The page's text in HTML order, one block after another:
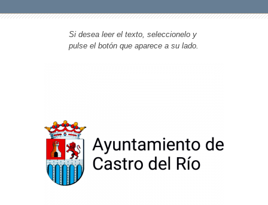
Si desea leer el texto, seleccionelo y
pulse el botón que aparece a su lado.